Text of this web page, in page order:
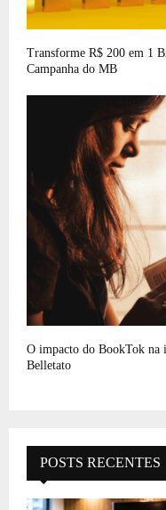
Transforme R$ 200 em 1
Campanha do MB
O impacto do BookTok na
Belletato
POSTS RECENTES